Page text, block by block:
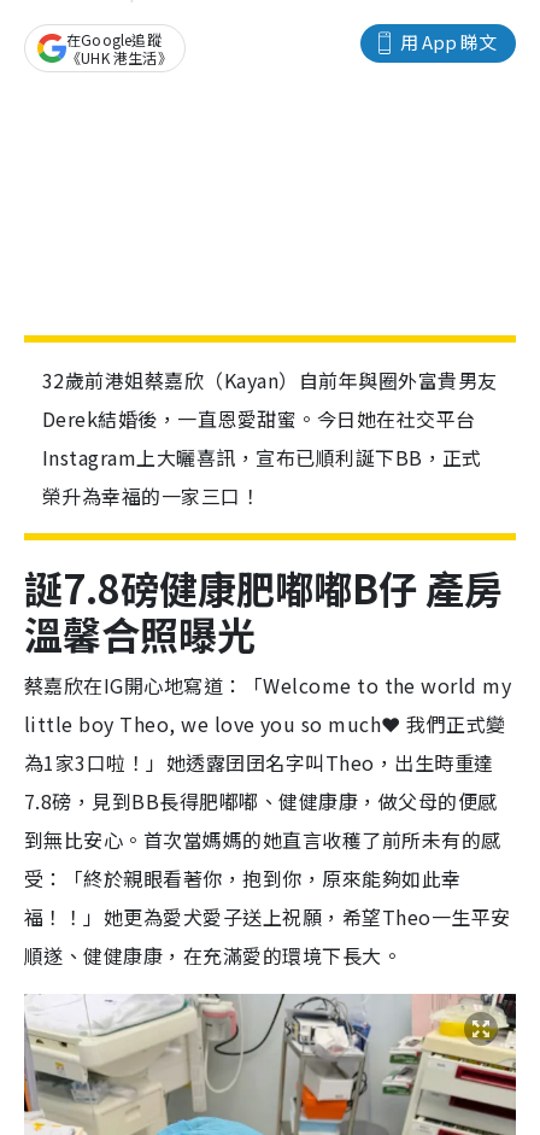
用 App 睇文
在Google追蹤
《UHK 港生活》
32歲前港姐蔡嘉欣（Kayan）自前年與圈外富貴男友
Derek結婚後，一直恩愛甜蜜。今日她在社交平台
Instagram上大曬喜訊，宣布已順利誕下BB，正式
榮升為幸福的一家三口！
誕7.8磅健康肥嘟嘟B仔 產房
溫馨合照曝光
蔡嘉欣在IG開心地寫道：「Welcome to the world my
little boy Theo, we love you so much❤️ 我們正式變
為1家3口啦！」她透露囝囝名字叫Theo，出生時重達
7.8磅，見到BB長得肥嘟嘟、健健康康，做父母的便感
到無比安心。首次當媽媽的她直言收穫了前所未有的感
受：「終於親眼看著你，抱到你，原來能夠如此幸
福！！」她更為愛犬愛子送上祝願，希望Theo一生平安
順遂、健健康康，在充滿愛的環境下長大。